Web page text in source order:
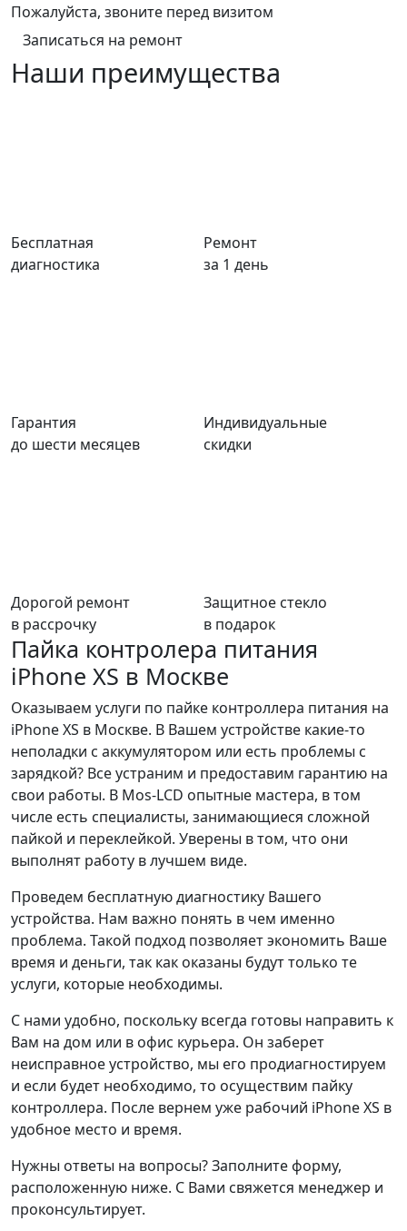
Пожалуйста, звоните перед визитом
Записаться на ремонт
Наши преимущества
Бесплатная
диагностика
Ремонт
за 1 день
Гарантия
до шести месяцев
Индивидуальные
скидки
Дорогой ремонт
в рассрочку
Защитное стекло
в подарок
Пайка контролера питания
iPhone XS в Москве
Оказываем услуги по пайке контроллера питания на
iPhone XS в Москве. В Вашем устройстве какие-то
неполадки с аккумулятором или есть проблемы с
зарядкой? Все устраним и предоставим гарантию на
свои работы. В Mos-LCD опытные мастера, в том
числе есть специалисты, занимающиеся сложной
пайкой и переклейкой. Уверены в том, что они
выполнят работу в лучшем виде.
Проведем бесплатную диагностику Вашего
устройства. Нам важно понять в чем именно
проблема. Такой подход позволяет экономить Ваше
время и деньги, так как оказаны будут только те
услуги, которые необходимы.
С нами удобно, поскольку всегда готовы направить к
Вам на дом или в офис курьера. Он заберет
неисправное устройство, мы его продиагностируем
и если будет необходимо, то осуществим пайку
контроллера. После вернем уже рабочий iPhone XS в
удобное место и время.
Нужны ответы на вопросы? Заполните форму,
расположенную ниже. С Вами свяжется менеджер и
проконсультирует.